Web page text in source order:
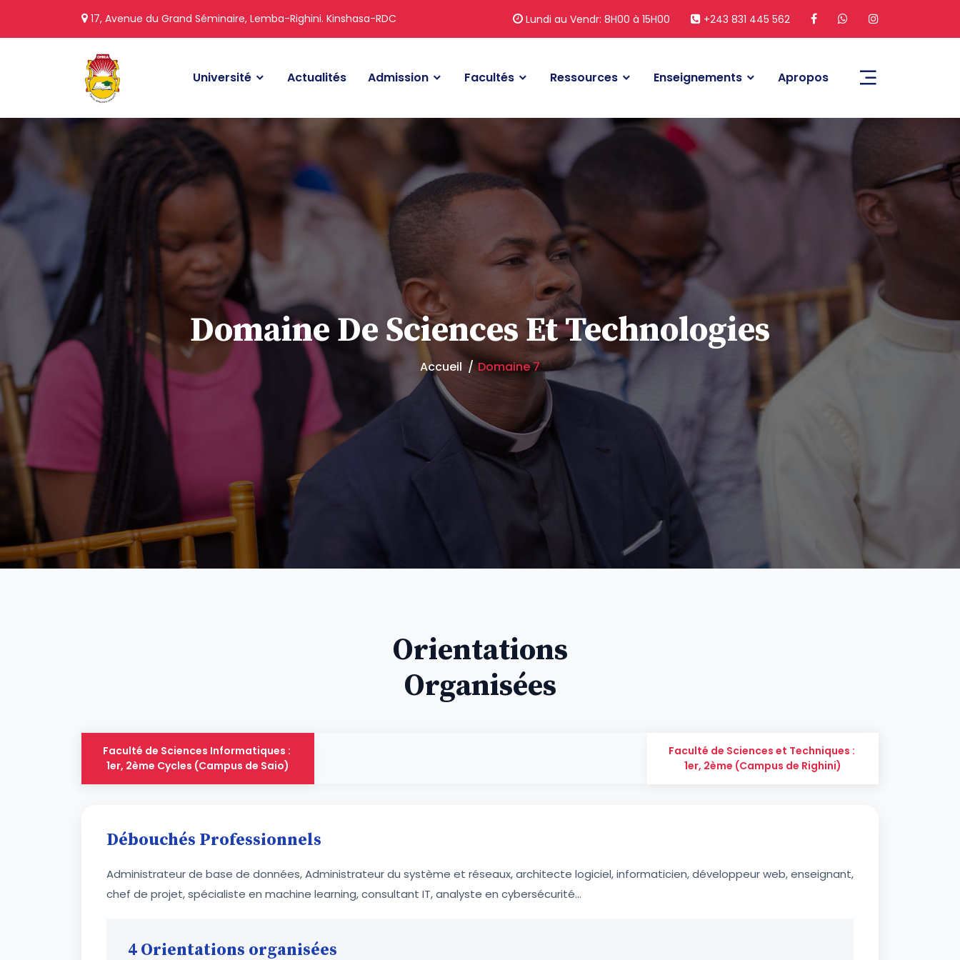
17, Avenue du Grand Séminaire, Lemba-Righini. Kinshasa-RDC Lundi au Vendr: 8H00 à 15H00 +243 831 445 562
Université Actualités Admission Facultés Ressources Enseignements Apropos
Domaine De Sciences Et Technologies
Accueil Domaine 7
Orientations
Organisées
Faculté de Sciences Informatiques :
1er, 2ème Cycles (Campus de Saio)
Faculté de Sciences et Techniques :
1er, 2ème (Campus de Righini)
Débouchés Professionnels
Administrateur de base de données, Administrateur du système et réseaux, architecte logiciel, informaticien, développeur web, enseignant,
chef de projet, spécialiste en machine learning, consultant IT, analyste en cybersécurité...
4 Orientations organisées